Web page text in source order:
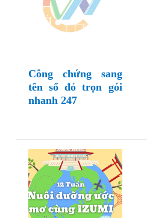
Công chứng sang
tên sổ đỏ trọn gói
nhanh 247